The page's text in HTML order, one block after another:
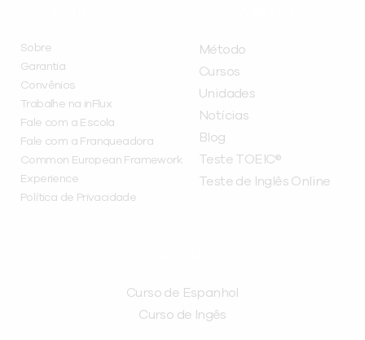
Sobre
Garantia
Convênios
Trabalhe na inFlux
Fale com a Escola
Fale com a Franqueadora
Common European Framework
Experience
Política de Privacidade
Método
Cursos
Unidades
Notícias
Blog
Teste TOEIC®
Teste de Inglês Online
Curso de Espanhol
Curso de Ingês